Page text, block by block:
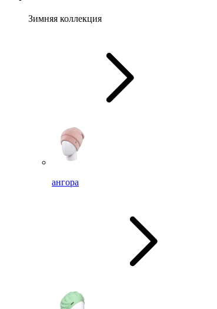
Зимняя коллекция
ангора